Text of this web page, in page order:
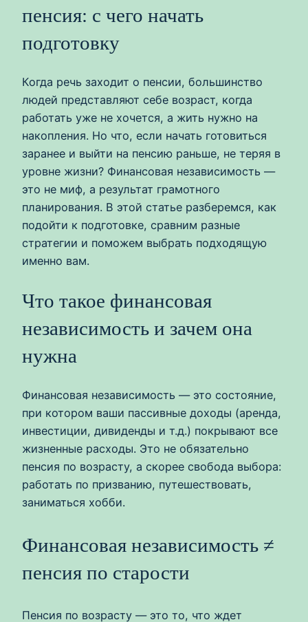
пенсия: с чего начать
подготовку
Когда речь заходит о пенсии, большинство
людей представляют себе возраст, когда
работать уже не хочется, а жить нужно на
накопления. Но что, если начать готовиться
заранее и выйти на пенсию раньше, не теряя в
уровне жизни? Финансовая независимость —
это не миф, а результат грамотного
планирования. В этой статье разберемся, как
подойти к подготовке, сравним разные
стратегии и поможем выбрать подходящую
именно вам.
Что такое финансовая
независимость и зачем она
нужна
Финансовая независимость — это состояние,
при котором ваши пассивные доходы (аренда,
инвестиции, дивиденды и т.д.) покрывают все
жизненные расходы. Это не обязательно
пенсия по возрасту, а скорее свобода выбора:
работать по призванию, путешествовать,
заниматься хобби.
Финансовая независимость ≠
пенсия по старости
Пенсия по возрасту — это то, что ждет